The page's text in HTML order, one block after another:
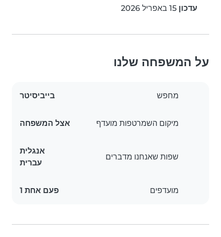
עדכון
על המשפחה שלנו
מחפש בייביסיטר
מיקום השמרטפות מועדף אצל המשפחה
שפות שאנחנו מדברים
אנגלית
עברית
מועדפים פעם אחת 1